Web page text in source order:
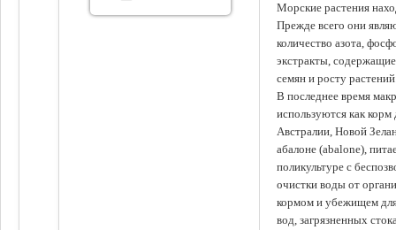
Морские растения
Прежде всего они
количество азота,
экстракты,
семян и росту
В последнее время
используются как
Австралии, Новой
абалоне (abalone),
поликультуре с
очистки воды от
кормом и убежищем
вод, загрязненных